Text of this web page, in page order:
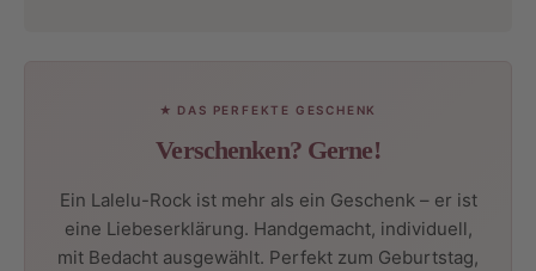
★ DAS PERFEKTE GESCHENK
Verschenken? Gerne!
Ein Lalelu-Rock ist mehr als ein Geschenk – er ist
eine Liebeserklärung. Handgemacht, individuell,
mit Bedacht ausgewählt. Perfekt zum Geburtstag,